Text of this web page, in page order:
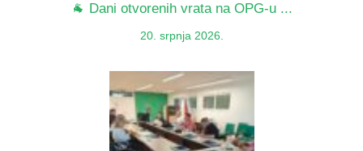
🐐 Dani otvorenih vrata na OPG-u ...
20. srpnja 2026.